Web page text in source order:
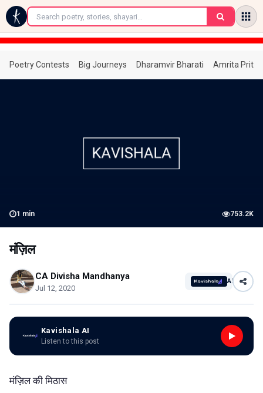
←
Poetry Contests Big Journeys Dharamvir Bharati Amrita
1 min 753.2K
मंज़िल
CA Divisha Mandhanya
Jul 12, 2020
AI
Kavishala AI
Listen to this post
मंज़िल की मिठास